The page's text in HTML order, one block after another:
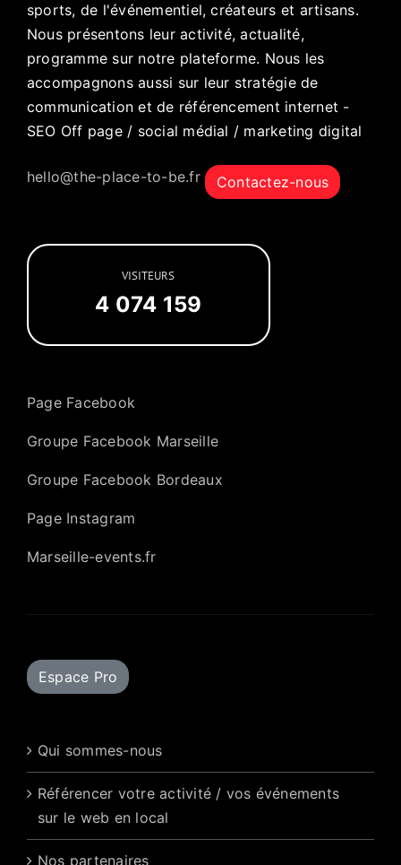
sports, de l'événementiel, créateurs et artisans.
Nous présentons leur activité, actualité,
programme sur notre plateforme. Nous les
accompagnons aussi sur leur stratégie de
communication et de référencement internet -
SEO Off page / social médial / marketing digital
hello@the-place-to-be.fr Contactez-nous
VISITEURS
4 074 159
Page Facebook
Groupe Facebook Marseille
Groupe Facebook Bordeaux
Page Instagram
Marseille-events.fr
Espace Pro
Qui sommes-nous
Référencer votre activité / vos événements
sur le web en local
Nos partenaires